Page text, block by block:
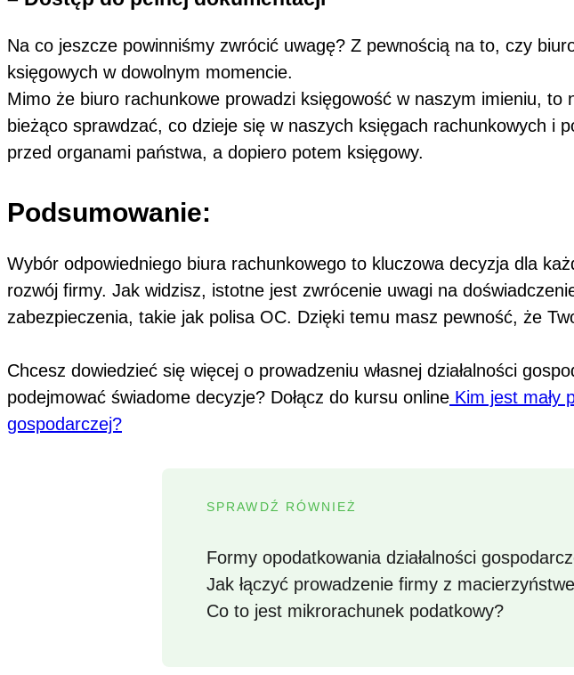
Na co jeszcze powinniśmy zwrócić uwagę? Z pewnością na to, czy
księgowych w dowolnym momencie.
Mimo że biuro rachunkowe prowadzi księgowość w naszym imieniu,
bieżąco sprawdzać, co dzieje się w naszych księgach rachunkowych i
przed organami państwa, a dopiero potem księgowy.
Podsumowanie:
Wybór odpowiedniego biura rachunkowego to kluczowa decyzja dla
rozwój firmy. Jak widzisz, istotne jest zwrócenie uwagi na
zabezpieczenia, takie jak polisa OC. Dzięki temu masz pewność, że
Chcesz dowiedzieć się więcej o prowadzeniu własnej działalności
podejmować świadome decyzje? Dołącz do kursu online Kim jest mały
gospodarczej?
SPRAWDŹ RÓWNIEŻ
Formy opodatkowania działalności
Jak łączyć prowadzenie firmy z
Co to jest mikrorachunek podatkowy?